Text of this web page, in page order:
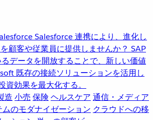
Salesforce 連携により、進化し
顧客や従業員に提供しませんか？ SAP
データを開放することで、新しい価値
既存の接続ソリューションを活用し
効果を最大化する。
造 小売 保険 ヘルスケア 通信・メディア
のモダナイゼーション クラウドへの移